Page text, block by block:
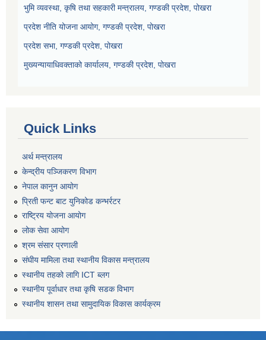
भुमि व्यवस्था, कृषि तथा सहकारी मन्त्रालय, गण्डकी प्रदेश, पोखरा
प्रदेश नीति योजना आयोग, गण्डकी प्रदेश, पोखरा
प्रदेश सभा, गण्डकी प्रदेश, पोखरा
मुख्यन्यायाधिवक्ताको कार्यालय, गण्डकी प्रदेश, पोखरा
Quick Links
अर्थ मन्त्रालय
केन्द्रीय पञ्जिकरण विभाग
नेपाल कानुन आयोग
प्रिती फन्ट बाट युनिकोड कन्भर्रटर
राष्ट्रिय योजना आयोग
लोक सेवा आयोग
श्रम संसार प्रणाली
संघीय मामिला तथा स्थानीय विकास मन्त्रालय
स्थानीय तहको लागि ICT ब्लग
स्थानीय पूर्वाधार तथा कृषि सडक विभाग
स्थानीय शासन तथा सामुदायिक विकास कार्यक्रम